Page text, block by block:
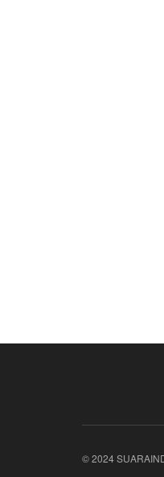
© 2024